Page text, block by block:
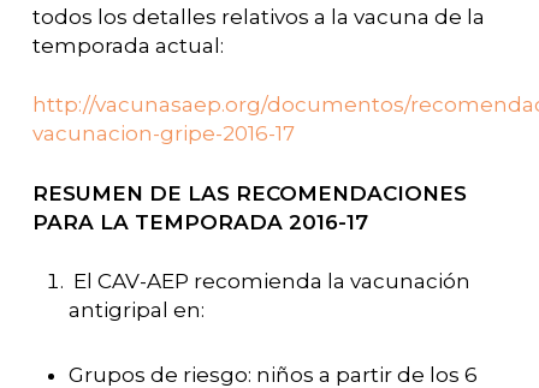
todos los detalles relativos a la vacuna de la
temporada actual:
http://vacunasaep.org/documentos/
vacunacion-gripe-2016-17
RESUMEN DE LAS RECOMENDACIONES
PARA LA TEMPORADA 2016-17
El CAV-AEP recomienda la vacunación
antigripal en:
Grupos de riesgo: niños a partir de los 6